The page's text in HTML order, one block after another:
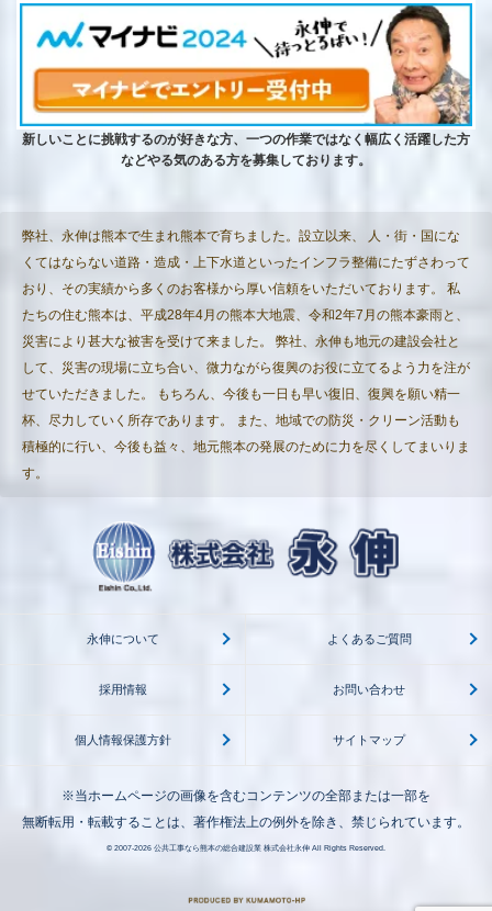
新しいことに挑戦するのが好きな方、一つの作業ではなく幅広く活躍した方
などやる気のある方を募集しております。
弊社、永伸は熊本で生まれ熊本で育ちました。設立以来、 人・街・国にな
くてはならない道路・造成・上下水道といったインフラ整備にたずさわって
おり、その実績から多くのお客様から厚い信頼をいただいております。 私
たちの住む熊本は、平成28年4月の熊本大地震、令和2年7月の熊本豪雨と、
災害により甚大な被害を受けて来ました。 弊社、永伸も地元の建設会社と
して、災害の現場に立ち合い、微力ながら復興のお役に立てるよう力を注が
せていただきました。 もちろん、今後も一日も早い復旧、復興を願い精一
杯、尽力していく所存であります。 また、地域での防災・クリーン活動も
積極的に行い、今後も益々、地元熊本の発展のために力を尽くしてまいりま
す。
永伸について よくあるご質問
採用情報 お問い合わせ
個人情報保護方針 サイトマップ
※当ホームページの画像を含むコンテンツの全部または一部を
無断転用・転載することは、著作権法上の例外を除き、禁じられています。
© 2007-2026 公共工事なら熊本の総合建設業 株式会社永伸 All Rights Reserved.